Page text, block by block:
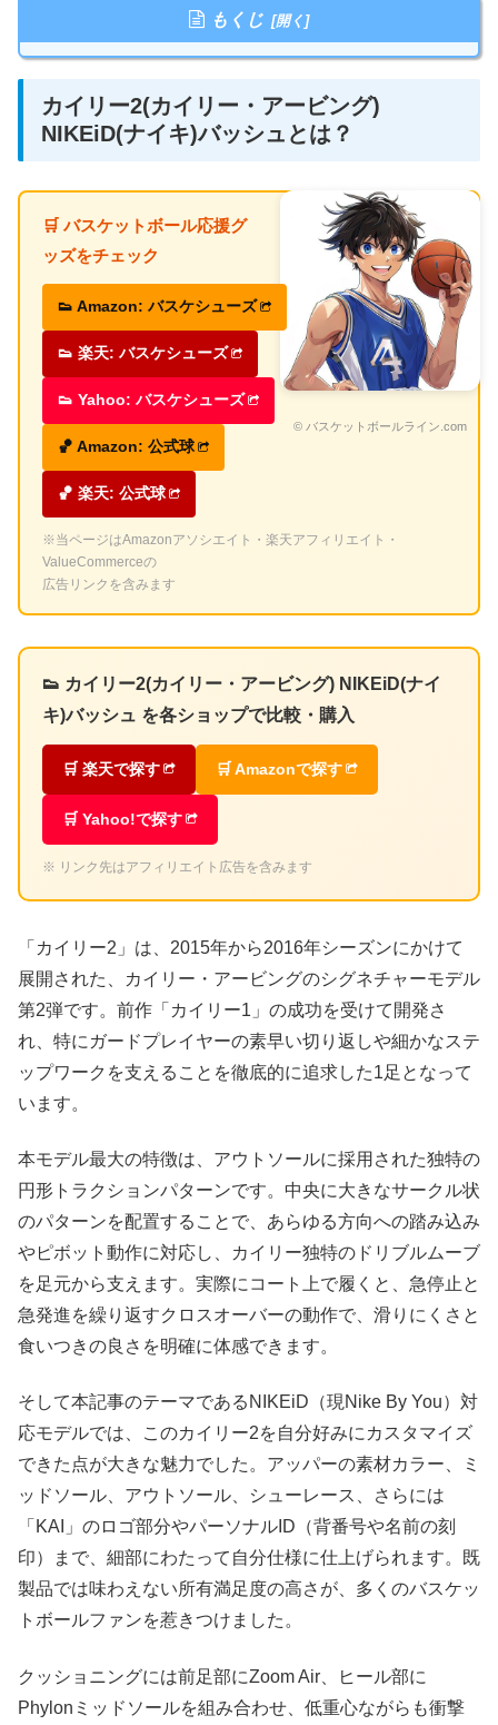
もくじ
カイリー2(カイリー・アービング)
NIKEiD(ナイキ)バッシュとは？
© バスケットボールライン.com
🛒 バスケットボール応援グ
ッズをチェック
👟 Amazon: バスケシューズ
👟 楽天: バスケシューズ
👟 Yahoo: バスケシューズ
🏀 Amazon: 公式球
🏀 楽天: 公式球
※当ページはAmazonアソシエイト・楽天アフィリエイト・
ValueCommerceの
広告リンクを含みます
👟 カイリー2(カイリー・アービング) NIKEiD(ナイ
キ)バッシュ を各ショップで比較・購入
🛒 楽天で探す 🛒 Amazonで探す
🛒 Yahoo!で探す
※ リンク先はアフィリエイト広告を含みます
「カイリー2」は、2015年から2016年シーズンにかけて
展開された、カイリー・アービングのシグネチャーモデル
第2弾です。前作「カイリー1」の成功を受けて開発さ
れ、特にガードプレイヤーの素早い切り返しや細かなステ
ップワークを支えることを徹底的に追求した1足となって
います。
本モデル最大の特徴は、アウトソールに採用された独特の
円形トラクションパターンです。中央に大きなサークル状
のパターンを配置することで、あらゆる方向への踏み込み
やピボット動作に対応し、カイリー独特のドリブルムーブ
を足元から支えます。実際にコート上で履くと、急停止と
急発進を繰り返すクロスオーバーの動作で、滑りにくさと
食いつきの良さを明確に体感できます。
そして本記事のテーマであるNIKEiD（現Nike By You）対
応モデルでは、このカイリー2を自分好みにカスタマイズ
できた点が大きな魅力でした。アッパーの素材カラー、ミ
ッドソール、アウトソール、シューレース、さらには
「KAI」のロゴ部分やパーソナルID（背番号や名前の刻
印）まで、細部にわたって自分仕様に仕上げられます。既
製品では味わえない所有満足度の高さが、多くのバスケッ
トボールファンを惹きつけました。
クッショニングには前足部にZoom Air、ヒール部に
Phylonミッドソールを組み合わせ、低重心ながらも衝撃